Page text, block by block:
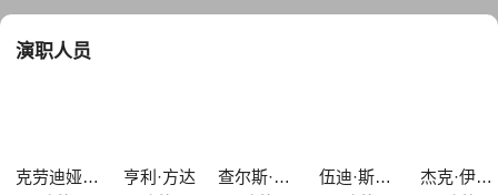
扮演一名冷面的残酷杀手，从头到尾几乎没有表情，只有嘴角偶尔小有动
演职人员
克劳迪娅·卡汀娜 亨利·方达 查尔斯·布朗森 伍迪·斯特罗德 杰克·伊莱姆